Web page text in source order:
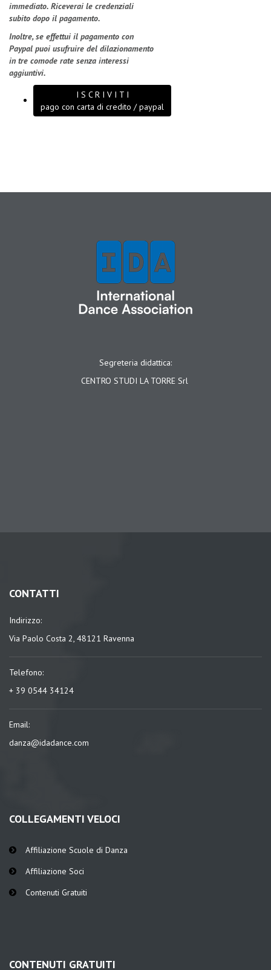
immediato. Riceverai le credenziali
subito dopo il pagamento.
Inoltre, se effettui il pagamento con
Paypal puoi usufruire del dilazionamento
in tre comode rate senza interessi
aggiuntivi.
I S C R I V I T I
pago con carta di credito / paypal
Segreteria didattica:
CENTRO STUDI LA TORRE Srl
CONTATTI
Indirizzo:
Via Paolo Costa 2, 48121 Ravenna
Telefono:
+ 39 0544 34124
Email:
danza@idadance.com
COLLEGAMENTI VELOCI
Affiliazione Scuole di Danza
Affiliazione Soci
Contenuti Gratuiti
CONTENUTI GRATUITI